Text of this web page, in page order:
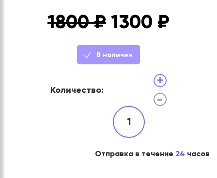
1800 ₽ 1300 ₽
В наличии
Количество:
1
+
-
Отправка в течение 24 часов